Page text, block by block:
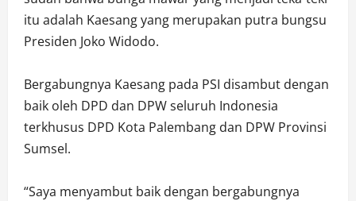
itu adalah Kaesang yang merupakan putra bungsu
Presiden Joko Widodo.
Bergabungnya Kaesang pada PSI disambut dengan
baik oleh DPD dan DPW seluruh Indonesia
terkhusus DPD Kota Palembang dan DPW Provinsi
Sumsel.
“Saya menyambut baik dengan bergabungnya